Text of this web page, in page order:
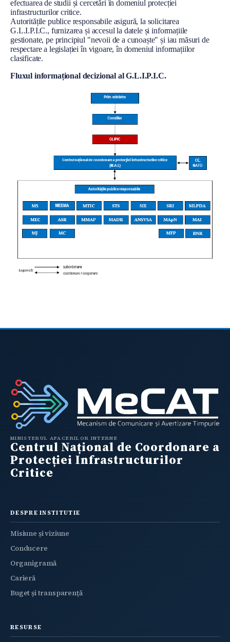
efectuarea de studii și cercetări în domeniul protecției
infrastructurilor critice.
Autoritățile publice responsabile asigură, la solicitarea
G.L.I.P.I.C., furnizarea și accesul la datele și informațiile
gestionate, pe principiul "nevoii de a cunoaște" și iau măsuri de
respectare a legislației în vigoare, în domeniul informațiilor
clasificate.
Fluxul informațional decizional al G.L.I.P.I.C.
MINISTERUL AFACERILOR INTERNE
Centrul Național de Coordonare a
Protecției Infrastructurilor
Critice
DESPRE INSTITUTIE
Misiune și viziune
Conducere
Organigramă
Carieră
Buget și transparență
RESURSE